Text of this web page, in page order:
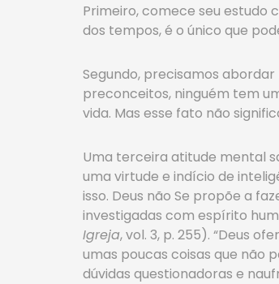
Primeiro, comece seu estudo
dos tempos, é o único que
Segundo, precisamos
preconceitos, ninguém tem
vida. Mas esse fato não
Uma terceira atitude mental
uma virtude e indício de
isso. Deus não Se propõe a
investigadas com espírito
Igreja, vol. 3, p. 255). “Deus
umas poucas coisas que não
dúvidas questionadoras e